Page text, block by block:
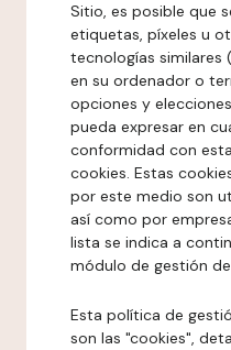
Sitio, es posible que
etiquetas, píxeles u
tecnologías similares
en su ordenador o
opciones y
pueda expresar en
conformidad con
cookies. Estas
por este medio son
así como por
lista se indica a
módulo de gestión
Esta política de
son las "cookies",